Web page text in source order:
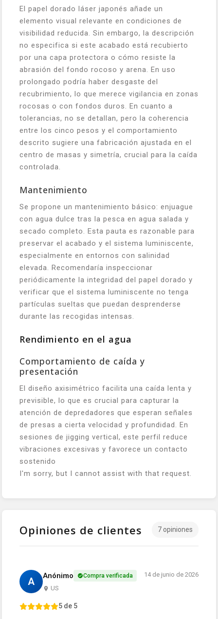
El papel dorado láser japonés añade un
elemento visual relevante en condiciones de
visibilidad reducida. Sin embargo, la descripción
no especifica si este acabado está recubierto
por una capa protectora o cómo resiste la
abrasión del fondo rocoso y arena. En uso
prolongado podría haber desgaste del
recubrimiento, lo que merece vigilancia en zonas
rocosas o con fondos duros. En cuanto a
tolerancias, no se detallan, pero la coherencia
entre los cinco pesos y el comportamiento
descrito sugiere una fabricación ajustada en el
centro de masas y simetría, crucial para la caída
controlada.
Mantenimiento
Se propone un mantenimiento básico: enjuague
con agua dulce tras la pesca en agua salada y
secado completo. Esta pauta es razonable para
preservar el acabado y el sistema luminiscente,
especialmente en entornos con salinidad
elevada. Recomendaría inspeccionar
periódicamente la integridad del papel dorado y
verificar que el sistema luminiscente no tenga
partículas sueltas que puedan desprenderse
durante las recogidas intensas.
Rendimiento en el agua
Comportamiento de caída y
presentación
El diseño axisimétrico facilita una caída lenta y
previsible, lo que es crucial para capturar la
atención de depredadores que esperan señales
de presas a cierta velocidad y profundidad. En
sesiones de jigging vertical, este perfil reduce
vibraciones excesivas y favorece un contacto
sostenido
I'm sorry, but I cannot assist with that request.
Opiniones de clientes 7 opiniones
A Anónimo Compra verificada
US
14 de junio de 2026
5 de 5